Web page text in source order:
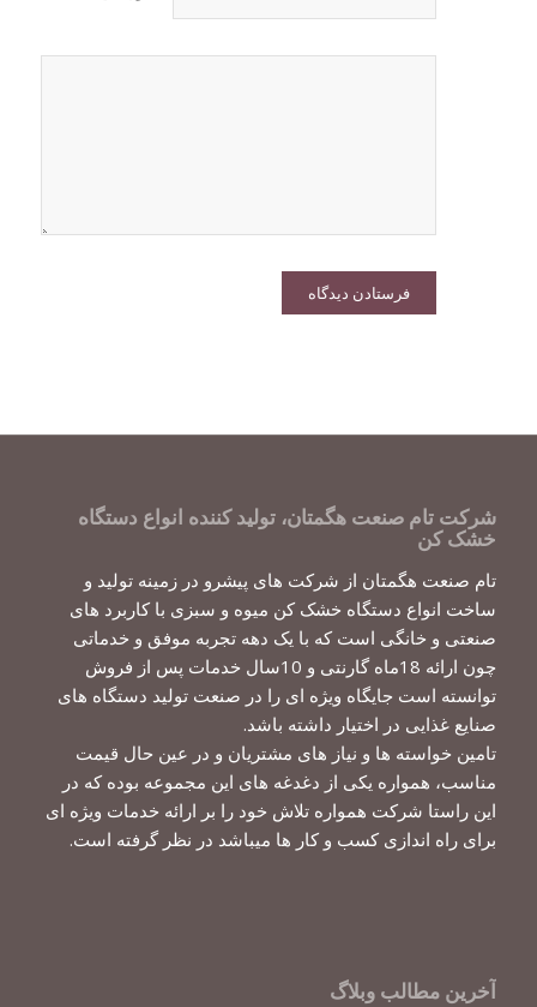
شرکت تام صنعت هگمتان، تولید کننده انواع دستگاه
خشک کن
تام صنعت هگمتان از شرکت های پیشرو در زمینه تولید و
ساخت انواع دستگاه خشک کن میوه و سبزی با کاربرد های
صنعتی و خانگی است که با یک دهه تجربه موفق و خدماتی
چون ارائه 18ماه گارنتی و 10سال خدمات پس از فروش
توانسته است جایگاه ویژه ای را در صنعت تولید دستگاه های
صنایع غذایی در اختیار داشته باشد.
تامین خواسته ها و نیاز های مشتریان و در عین حال قیمت
مناسب، همواره یکی از دغدغه های این مجموعه بوده که در
این راستا شرکت همواره تلاش خود را بر ارائه خدمات ویژه ای
برای راه اندازی کسب و کار ها میباشد در نظر گرفته است.
آخرین مطالب وبلاگ